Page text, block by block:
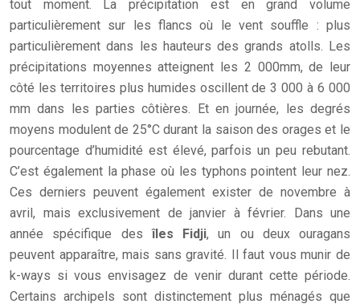
tout moment. La précipitation est en grand volume
particulièrement sur les flancs où le vent souffle : plus
particulièrement dans les hauteurs des grands atolls. Les
précipitations moyennes atteignent les 2 000mm, de leur
côté les territoires plus humides oscillent de 3 000 à 6 000
mm dans les parties côtières. Et en journée, les degrés
moyens modulent de 25°C durant la saison des orages et le
pourcentage d’humidité est élevé, parfois un peu rebutant.
C’est également la phase où les typhons pointent leur nez.
Ces derniers peuvent également exister de novembre à
avril, mais exclusivement de janvier à février. Dans une
année spécifique desîles Fidji, un ou deux ouragans
peuvent apparaître, mais sans gravité. Il faut vous munir de
k-ways si vous envisagez de venir durant cette période.
Certains archipels sont distinctement plus ménagés que